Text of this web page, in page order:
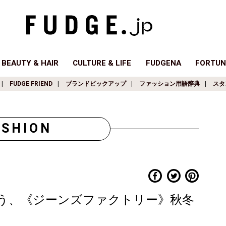
BEAUTY & HAIR CULTURE & LIFE FUDGENA
FUDGE FRIEND ブランドピックアップ ファッション用語辞典 ス
、《ジーンズファクトリー》秋冬